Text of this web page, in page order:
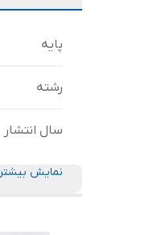
پایه
رشته
سال انتشار
نمایش بیشتر